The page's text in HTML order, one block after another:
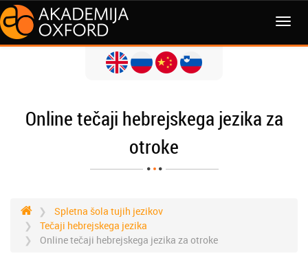
MENI
Online tečaji hebrejskega jezika za
otroke
Spletna šola tujih jezikov
Tečaji hebrejskega jezika
Online tečaji hebrejskega jezika za otroke